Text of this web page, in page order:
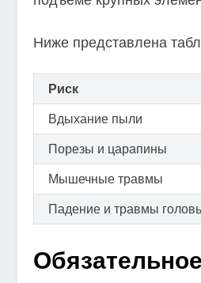
Ниже представлена
Риск
Вдыхание пыли
Порезы и царапины
Мышечные травмы
Падение и травмы